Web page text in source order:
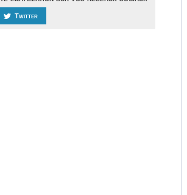
Twitter